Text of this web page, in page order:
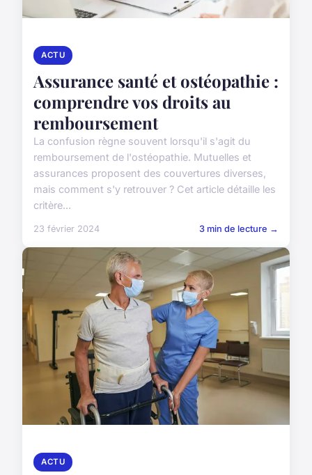
ACTU
Assurance santé et ostéopathie :
comprendre vos droits au
remboursement
La confusion règne souvent lorsqu'il s'agit du
remboursement de l'ostéopathie. Mutuelles et
assurances proposent des couvertures diverses,
mais comment s'y retrouver ? Cet article détaille les
critère...
23 février 2024 3 min de lecture →
ACTU